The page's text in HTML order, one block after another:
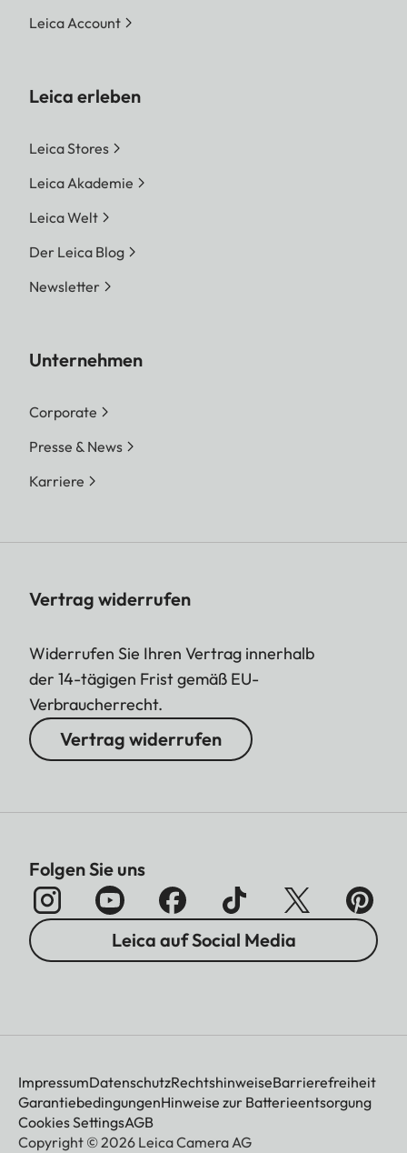
Leica Account
Leica erleben
Leica Stores
Leica Akademie
Leica Welt
Der Leica Blog
Newsletter
Unternehmen
Corporate
Presse & News
Karriere
Vertrag widerrufen
Widerrufen Sie Ihren Vertrag innerhalb
der 14-tägigen Frist gemäß EU-
Verbraucherrecht.
Vertrag widerrufen
Folgen Sie uns
Leica auf Social Media
ImpressumDatenschutzRechtshinweiseBarrierefreiheit
GarantiebedingungenHinweise zur Batterieentsorgung
Cookies SettingsAGB
Copyright © 2026 Leica Camera AG